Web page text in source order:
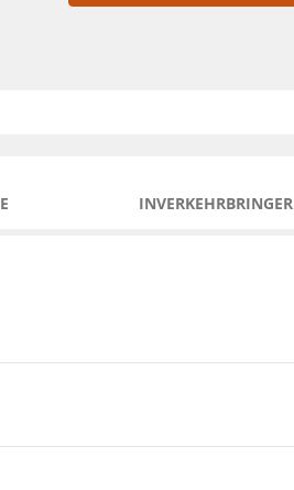
INVERKEHRBRINGER